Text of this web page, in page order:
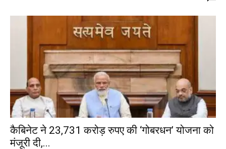
कैबिनेट ने 23,731 करोड़ रुपए की ‘गोबरधन’ योजना को
मंजूरी दी,...